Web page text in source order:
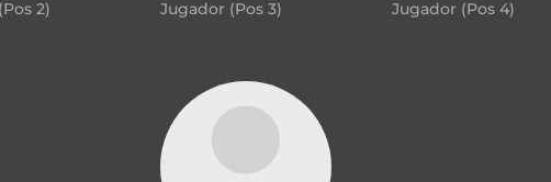
2) Jugador (Pos 3) Jugador (Pos 4)